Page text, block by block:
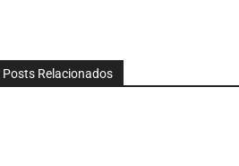
Posts Relacionados